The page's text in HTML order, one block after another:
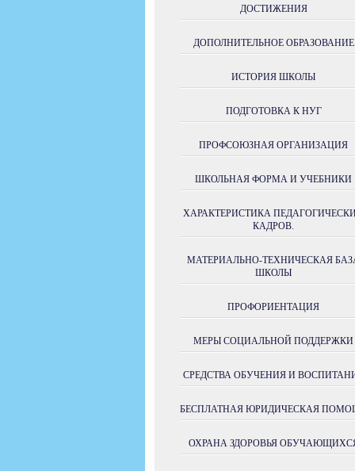
ДОСТИЖЕНИЯ
ДОПОЛНИТЕЛЬНОЕ ОБРАЗОВАНИЕ
ИСТОРИЯ ШКОЛЫ
ПОДГОТОВКА К НУГ
ПРОФСОЮЗНАЯ ОРГАНИЗАЦИЯ
ШКОЛЬНАЯ ФОРМА И УЧЕБНИКИ
ХАРАКТЕРИСТИКА
КАДРОВ.
МАТЕРИАЛЬНО-ТЕХНИЧЕСКАЯ
ШКОЛЫ
ПРОФОРИЕНТАЦИЯ
МЕРЫ СОЦИАЛЬНОЙ ПОДДЕРЖКИ
СРЕДСТВА ОБУЧЕНИЯ И
БЕСПЛАТНАЯ ЮРИДИЧЕСКАЯ
ОХРАНА ЗДОРОВЬЯ